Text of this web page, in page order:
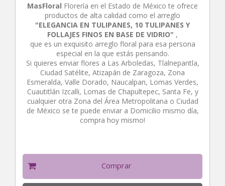
MasFloral Florería en el Estado de México te ofrece
productos de alta calidad como el arreglo
"ELEGANCIA EN TULIPANES, 10 TULIPANES Y
FOLLAJES FINOS EN BASE DE VIDRIO" ,
que es un exquisito arreglo floral para esa persona
especial en la que estás pensando.
Si quieres enviar flores a Las Arboledas, Tlalnepantla,
Ciudad Satélite, Atizapán de Zaragoza, Zona
Esmeralda, Valle Dorado, Naucalpan, Lomas Verdes,
Cuautitlán Izcalli, Lomas de Chapultepec, Santa Fe, y
cualquier otra Zona del Área Metropolitana o Ciudad
de México se te puede enviar a Domicilio mismo día,
compra hoy mismo!
Comprar